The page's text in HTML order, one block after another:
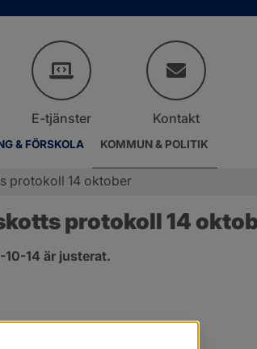
& FÖRSKOLA KOMMUN & POLITIK
E-tjänster Kontakt
protokoll 14 oktober
protokoll 14
14 är justerat.